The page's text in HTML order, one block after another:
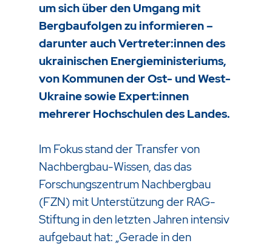
um sich über den Umgang mit
Bergbaufolgen zu informieren –
darunter auch Vertreter:innen des
ukrainischen Energieministeriums,
von Kommunen der Ost- und West-
Ukraine sowie Expert:innen
mehrerer Hochschulen des Landes.
Im Fokus stand der Transfer von
Nachbergbau-Wissen, das das
Forschungszentrum Nachbergbau
(FZN) mit Unterstützung der RAG-
Stiftung in den letzten Jahren intensiv
aufgebaut hat: „Gerade in den